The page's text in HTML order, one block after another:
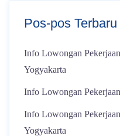
Pos-pos Terbaru
Info Lowongan
Yogyakarta
Info Lowongan
Info Lowongan
Yogyakarta